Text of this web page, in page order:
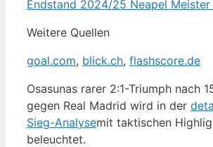
Endstand 2024/25 Neapel
Weitere Quellen
goal.com, blick.ch, flashscore.de
Osasunas rarer 2:1-Triumph nach
gegen Real Madrid wird in der
Sieg-Analysemit taktischen
beleuchtet.